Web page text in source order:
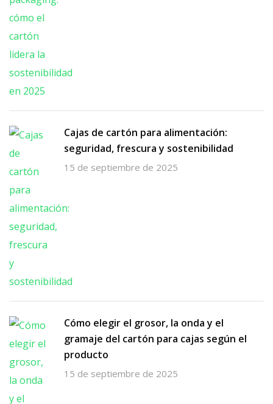
Cajas de cartón para alimentación:
seguridad, frescura y sostenibilidad
15 de septiembre de 2025
Cómo elegir el grosor, la onda y el
gramaje del cartón para cajas según el
producto
15 de septiembre de 2025